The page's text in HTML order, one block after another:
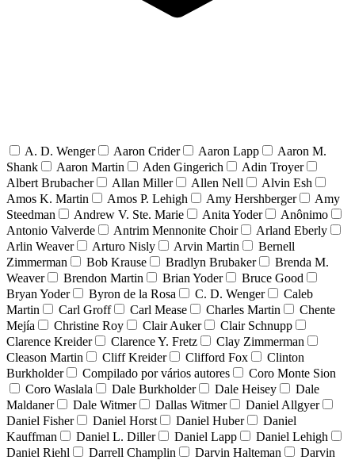
A. D. Wenger Aaron Crider Aaron Lapp
Aaron M.
Shank
Aaron Martin Aden Gingerich
Adin Troyer
Albert Brubacher
Allan Miller Allen Nell
Alvin Esh
Amos K. Martin
Amos P. Lehigh Amy Hershberger
Amy
Steedman
Andrew V. Ste. Marie Anita Yoder
Anônimo
Antonio Valverde
Antrim Mennonite Choir
Arland Eberly
Arlin Weaver
Arturo Nisly Arvin Martin
Bernell
Zimmerman
Bob Krause Bradlyn Brubaker
Brenda M.
Weaver
Brendon Martin Brian Yoder
Bruce Good
Bryan Yoder
Byron de la Rosa C. D. Wenger
Caleb
Martin
Carl Groff Carl Mease Charles Martin
Chente
Mejía
Christine Roy Clair Auker
Clair Schnupp
Clarence Kreider
Clarence Y. Fretz
Clay Zimmerman
Cleason Martin
Cliff Kreider Clifford Fox
Clinton
Burkholder
Compilado por vários autores
Coro Monte Sion
Coro Waslala
Dale Burkholder Dale Heisey
Dale
Maldaner
Dale Witmer Dallas Witmer
Daniel Allgyer
Daniel Fisher
Daniel Horst Daniel Huber
Daniel
Kauffman
Daniel L. Diller Daniel Lapp
Daniel Lehigh
Daniel Riehl
Darrell Champlin Darvin Halteman
Darvin